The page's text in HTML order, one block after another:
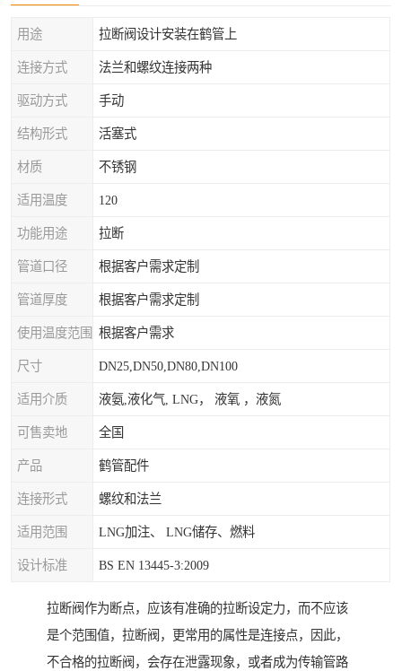
用途 拉断阀设计安装在鹤管上
连接方式 法兰和螺纹连接两种
驱动方式 手动
结构形式 活塞式
材质 不锈钢
适用温度 120
功能用途 拉断
管道口径 根据客户需求定制
管道厚度 根据客户需求定制
使用温度范围 根据客户需求
尺寸 DN25,DN50,DN80,DN100
适用介质 液氨,液化气, LNG， 液氧 ，液氮
可售卖地 全国
产品 鹤管配件
连接形式 螺纹和法兰
适用范围 LNG加注、 LNG储存、燃料
设计标准 BS EN 13445-3:2009
拉断阀作为断点，应该有准确的拉断设定力，而不应该
是个范围值，拉断阀，更常用的属性是连接点，因此，
不合格的拉断阀，会存在泄露现象，或者成为传输管路